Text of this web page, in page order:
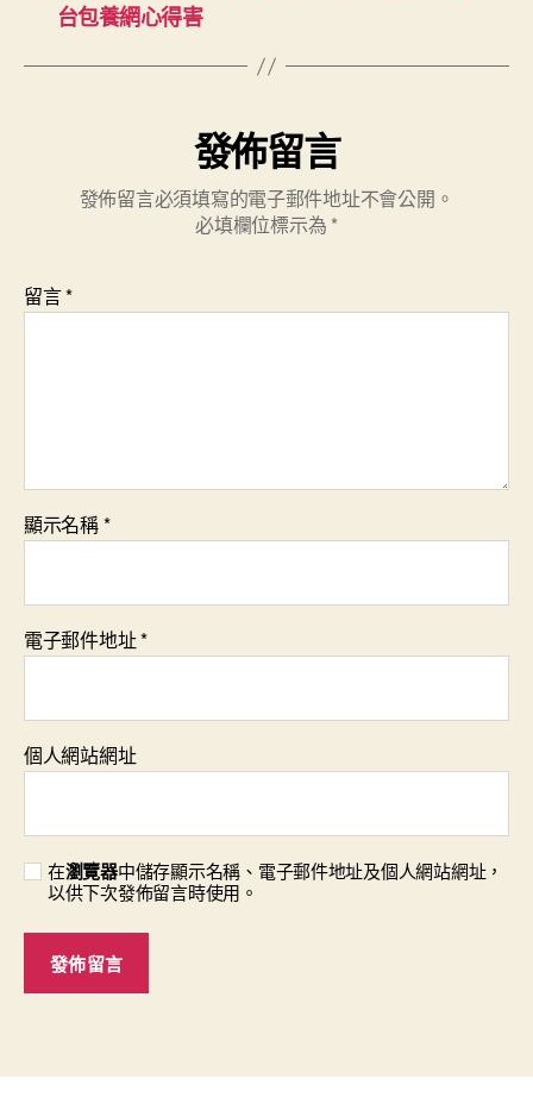
台包養網心得害
發佈留言
發佈留言必須填寫的電子郵件地址不會公開。
必填欄位標示為 *
留言*
顯示名稱*
電子郵件地址*
個人網站網址
在瀏覽器中儲存顯示名稱、電子郵件地址及個人網站網址，
以供下次發佈留言時使用。